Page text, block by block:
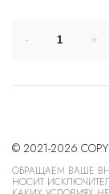
© 2021-2026
ОБРАЩАЕМ ВАШЕ
НОСИТ